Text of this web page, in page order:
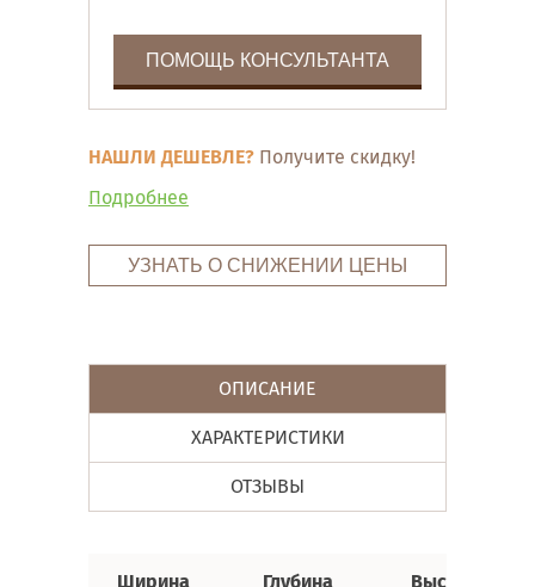
ПОМОЩЬ КОНСУЛЬТАНТА
НАШЛИ ДЕШЕВЛЕ? Получите скидку!
Подробнее
УЗНАТЬ О СНИЖЕНИИ ЦЕНЫ
ОПИСАНИЕ
ХАРАКТЕРИСТИКИ
ОТЗЫВЫ
Ширина Глубина Высота